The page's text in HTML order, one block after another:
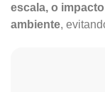
escala, o
ambiente,